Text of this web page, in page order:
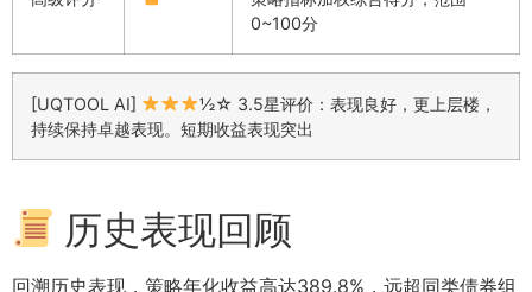
0~100分
[UQTOOL AI]
½☆ 3.5星评价：表现良好，更上层楼，
持续保持卓越表现。短期收益表现突出
历史表现回顾
回溯历史表现，策略年化收益高达389.8%，远超同类债券组